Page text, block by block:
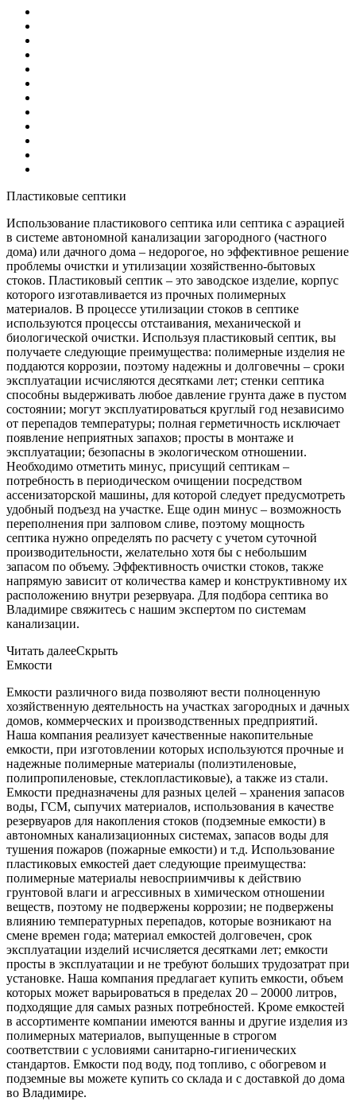
Пластиковые септики
Использование пластикового септика или септика с аэрацией
в системе автономной канализации загородного (частного
дома) или дачного дома – недорогое, но эффективное решение
проблемы очистки и утилизации хозяйственно-бытовых
стоков. Пластиковый септик – это заводское изделие, корпус
которого изготавливается из прочных полимерных
материалов. В процессе утилизации стоков в септике
используются процессы отстаивания, механической и
биологической очистки. Используя пластиковый септик, вы
получаете следующие преимущества: полимерные изделия не
поддаются коррозии, поэтому надежны и долговечны – сроки
эксплуатации исчисляются десятками лет; стенки септика
способны выдерживать любое давление грунта даже в пустом
состоянии; могут эксплуатироваться круглый год независимо
от перепадов температуры; полная герметичность исключает
появление неприятных запахов; просты в монтаже и
эксплуатации; безопасны в экологическом отношении.
Необходимо отметить минус, присущий септикам –
потребность в периодическом очищении посредством
ассенизаторской машины, для которой следует предусмотреть
удобный подъезд на участке. Еще один минус – возможность
переполнения при залповом сливе, поэтому мощность
септика нужно определять по расчету с учетом суточной
производительности, желательно хотя бы с небольшим
запасом по объему. Эффективность очистки стоков, также
напрямую зависит от количества камер и конструктивному их
расположению внутри резервуара. Для подбора септика во
Владимире свяжитесь с нашим экспертом по системам
канализации.
Читать далееСкрыть
Емкости
Емкости различного вида позволяют вести полноценную
хозяйственную деятельность на участках загородных и дачных
домов, коммерческих и производственных предприятий.
Наша компания реализует качественные накопительные
емкости, при изготовлении которых используются прочные и
надежные полимерные материалы (полиэтиленовые,
полипропиленовые, стеклопластиковые), а также из стали.
Емкости предназначены для разных целей – хранения запасов
воды, ГСМ, сыпучих материалов, использования в качестве
резервуаров для накопления стоков (подземные емкости) в
автономных канализационных системах, запасов воды для
тушения пожаров (пожарные емкости) и т.д. Использование
пластиковых емкостей дает следующие преимущества:
полимерные материалы невосприимчивы к действию
грунтовой влаги и агрессивных в химическом отношении
веществ, поэтому не подвержены коррозии; не подвержены
влиянию температурных перепадов, которые возникают на
смене времен года; материал емкостей долговечен, срок
эксплуатации изделий исчисляется десятками лет; емкости
просты в эксплуатации и не требуют больших трудозатрат при
установке. Наша компания предлагает купить емкости, объем
которых может варьироваться в пределах 20 – 20000 литров,
подходящие для самых разных потребностей. Кроме емкостей
в ассортименте компании имеются ванны и другие изделия из
полимерных материалов, выпущенные в строгом
соответствии с условиями санитарно-гигиенических
стандартов. Емкости под воду, под топливо, с обогревом и
подземные вы можете купить со склада и с доставкой до дома
во Владимире.